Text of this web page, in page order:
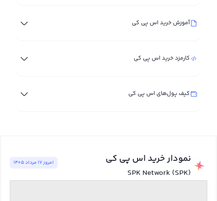
آموزش خرید اس پي کي
کارمزد خرید اس پي کي
کیف پول‌های اس پي کي
نمودار خرید اس پي کي
SPK Network (SPK)
امروز ١٧ مرداد ١٤٠٥